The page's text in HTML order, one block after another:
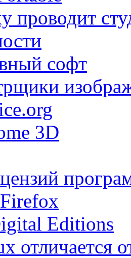
проводит
софт
3D
Editions
отличается